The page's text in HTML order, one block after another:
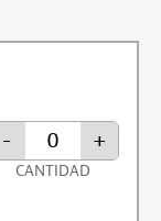
- +
CANTIDAD